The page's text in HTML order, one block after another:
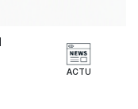
ACTU